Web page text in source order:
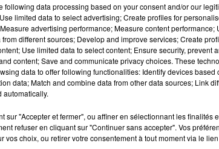
following data processing based on your consent and/or our
limited data to select advertising; Create profiles for
advertising performance; Measure content performance;
different sources; Develop and improve services; Create
Use limited data to select content; Ensure security, prevent
content; Save and communicate privacy choices. These
data to offer following functionalities: Identify devices based
data; Match and combine data from other data sources; Link
automatically.
sur "Accepter et fermer", ou affiner en sélectionnant les finalités
refuser en cliquant sur "Continuer sans accepter". Vos
vos choix, ou retirer votre consentement à tout moment via le